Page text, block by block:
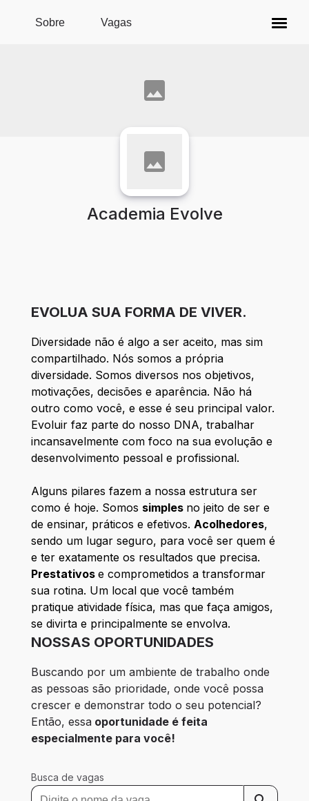
Pular para o conteúdo principal
Sobre Vagas
Academia Evolve
EVOLUA SUA FORMA DE VIVER.
Diversidade não é algo a ser aceito, mas sim
compartilhado. Nós somos a própria
diversidade. Somos diversos nos objetivos,
motivações, decisões e aparência. Não há
outro como você, e esse é seu principal valor.
Evoluir faz parte do nosso DNA, trabalhar
incansavelmente com foco na sua evolução e
desenvolvimento pessoal e profissional.
Alguns pilares fazem a nossa estrutura ser
como é hoje. Somos simples no jeito de ser e
de ensinar, práticos e efetivos. Acolhedores,
sendo um lugar seguro, para você ser quem é
e ter exatamente os resultados que precisa.
Prestativos e comprometidos a transformar
sua rotina. Um local que você também
pratique atividade física, mas que faça amigos,
se divirta e principalmente se envolva.
NOSSAS OPORTUNIDADES
Buscando por um ambiente de trabalho onde
as pessoas são prioridade, onde você possa
crescer e demonstrar todo o seu potencial?
Então, essa oportunidade é feita
especialmente para você!
Busca de vagas